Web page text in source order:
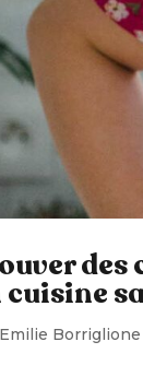
cuisine
Emilie Borriglione